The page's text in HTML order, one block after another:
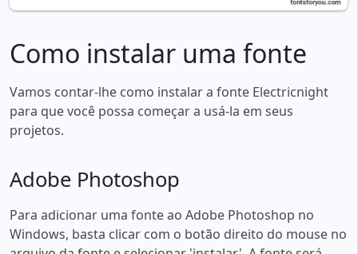
Como instalar uma fonte
Vamos contar-lhe como instalar a fonte Electricnight
para que você possa começar a usá-la em seus
projetos.
Adobe Photoshop
Para adicionar uma fonte ao Adobe Photoshop no
Windows, basta clicar com o botão direito do mouse no